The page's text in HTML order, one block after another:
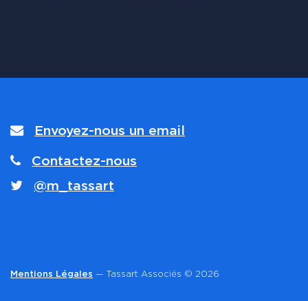
Envoyez-nous un email
Contactez-nous
@m_tassart
Mentions Légales — Tassart Associés © 2026